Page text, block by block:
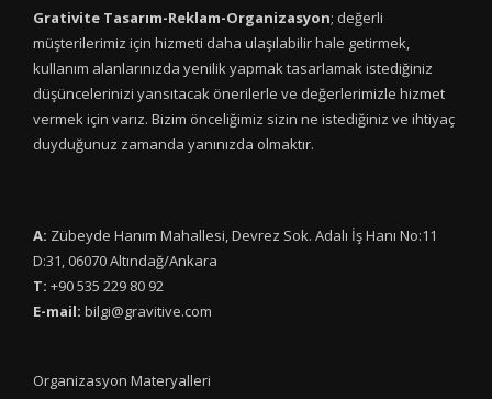
Grativite Tasarım-Reklam-Organizasyon; değerli
müşterilerimiz için hizmeti daha ulaşılabilir hale getirmek,
kullanım alanlarınızda yenilik yapmak tasarlamak istediğiniz
düşüncelerinizi yansıtacak önerilerle ve değerlerimizle hizmet
vermek için varız. Bizim önceliğimiz sizin ne istediğiniz ve ihtiyaç
duyduğunuz zamanda yanınızda olmaktır.
A: Zübeyde Hanım Mahallesi, Devrez Sok. Adalı İş Hanı No:11
D:31, 06070 Altındağ/Ankara
T: +90 535 229 80 92
E-mail: bilgi@gravitive.com
Organizasyon Materyalleri